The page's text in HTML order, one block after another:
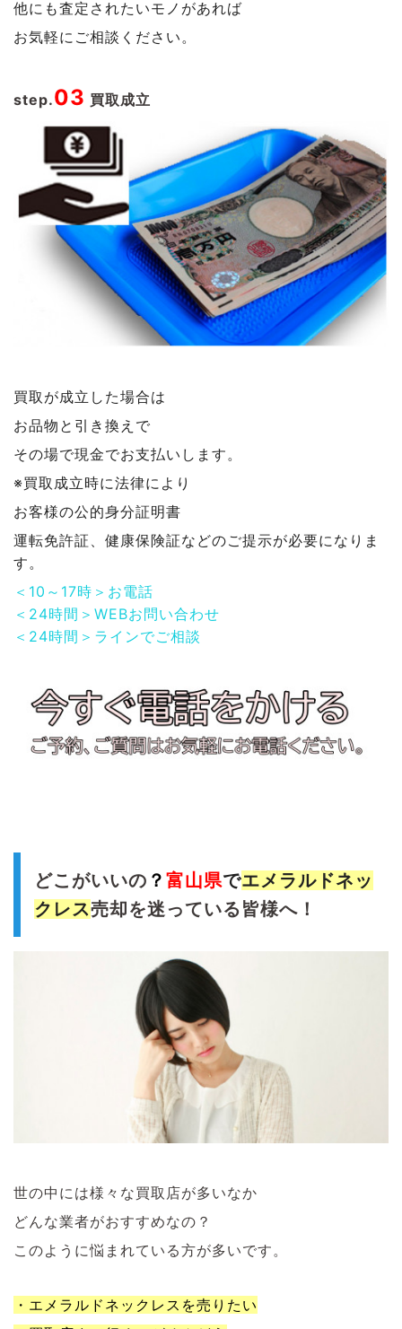
他にも査定されたいモノがあれば
お気軽にご相談ください。
step.03 買取成立
買取が成立した場合は
お品物と引き換えで
その場で現金でお支払いします。
※買取成立時に法律により
お客様の公的身分証明書
運転免許証、健康保険証などのご提示が必要になりま
す。
＜10～17時＞お電話
＜24時間＞WEBお問い合わせ
＜24時間＞ラインでご相談
どこがいいの ？ 富山県でエメラルドネッ
クレス売却を迷っている皆様へ！
世の中には様々な買取店が多いなか
どんな業者がおすすめなの？
このように悩まれている方が多いです。
・エメラルドネックレスを売りたい